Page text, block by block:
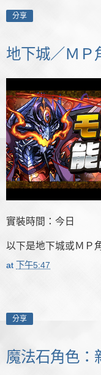
分享
地下城／ＭＰ
實裝時間：今日
以下是地下城或ＭＰ
at 下午5:47
分享
魔法石角色：